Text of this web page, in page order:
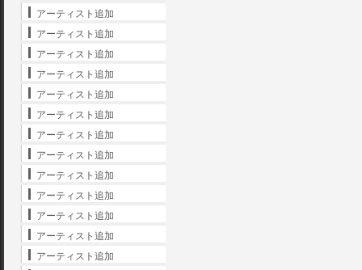
アーティスト追加
アーティスト追加
アーティスト追加
アーティスト追加
アーティスト追加
アーティスト追加
アーティスト追加
アーティスト追加
アーティスト追加
アーティスト追加
アーティスト追加
アーティスト追加
アーティスト追加